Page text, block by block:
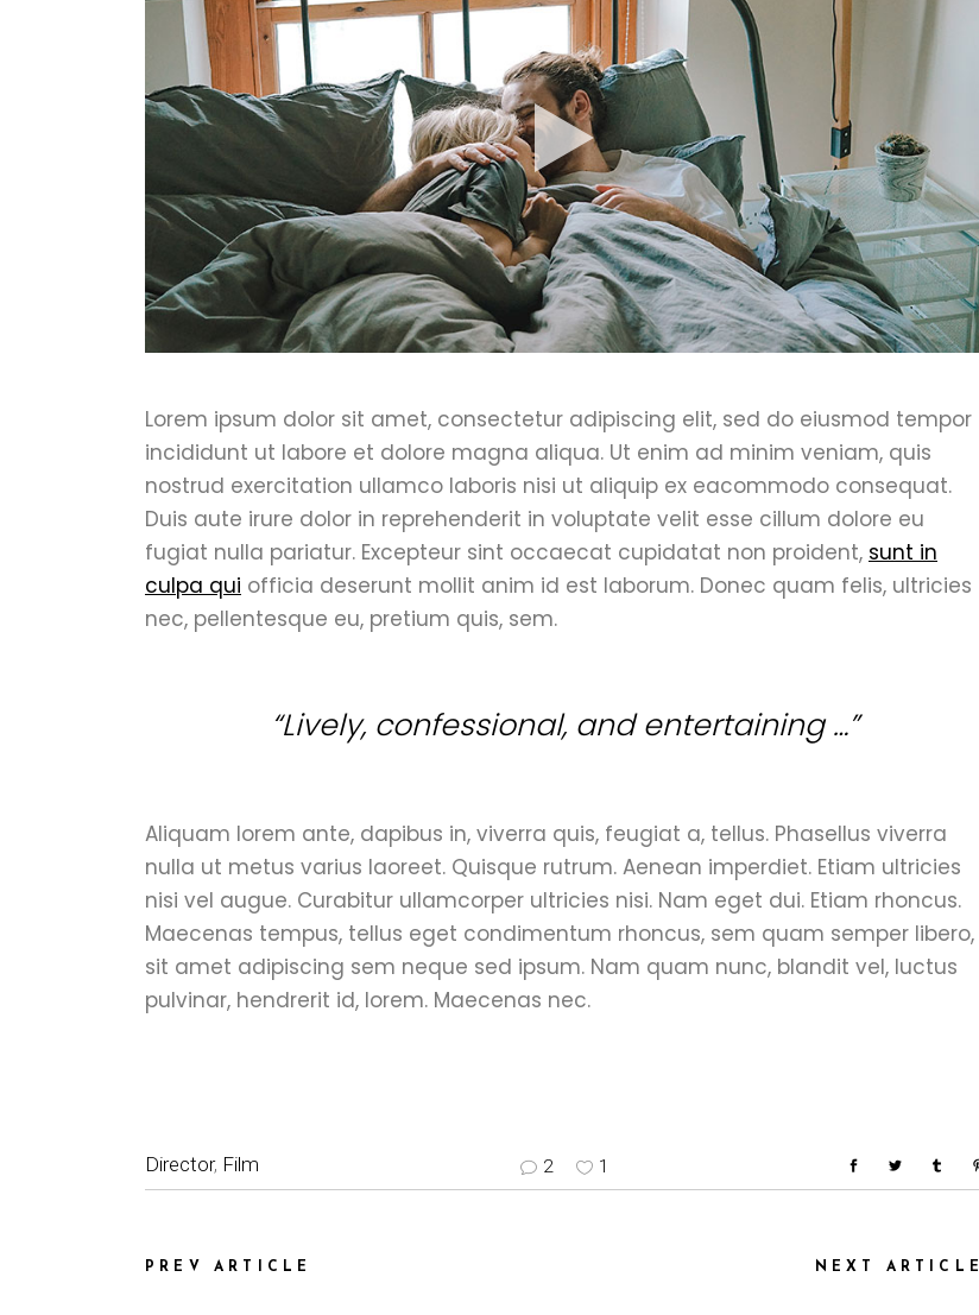
Lorem ipsum dolor sit amet, consectetur adipiscing elit, sed do eiusmod tempor
incididunt ut labore et dolore magna aliqua. Ut enim ad minim veniam, quis
nostrud exercitation ullamco laboris nisi ut aliquip ex eacommodo consequat.
Duis aute irure dolor in reprehenderit in voluptate velit esse cillum dolore eu
fugiat nulla pariatur. Excepteur sint occaecat cupidatat non proident, sunt in
culpa qui officia deserunt mollit anim id est laborum. Donec quam felis, ultricies
nec, pellentesque eu, pretium quis, sem.
“Lively, confessional, and entertaining …”
Aliquam lorem ante, dapibus in, viverra quis, feugiat a, tellus. Phasellus viverra
nulla ut metus varius laoreet. Quisque rutrum. Aenean imperdiet. Etiam ultricies
nisi vel augue. Curabitur ullamcorper ultricies nisi. Nam eget dui. Etiam rhoncus.
Maecenas tempus, tellus eget condimentum rhoncus, sem quam semper libero,
sit amet adipiscing sem neque sed ipsum. Nam quam nunc, blandit vel, luctus
pulvinar, hendrerit id, lorem. Maecenas nec.
Director, Film 2 1
PREV ARTICLE NEXT ARTICLE